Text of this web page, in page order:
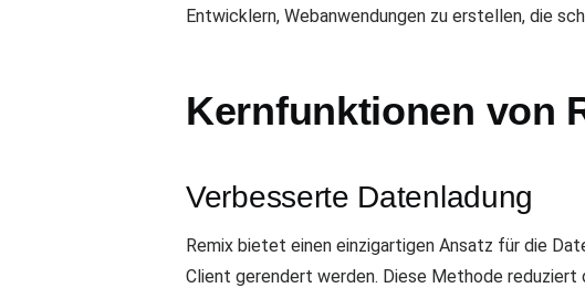
Port-Uptime und Connect-Zeit, geprüft aus 26
Entwicklern, Webanwendungen zu erstellen, die
Kernfunktionen von
Verbesserte Datenladung
Remix bietet einen einzigartigen Ansatz für die
Client gerendert werden. Diese Methode